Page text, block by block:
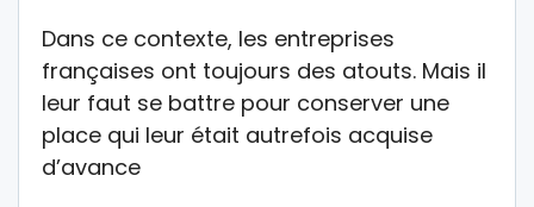
Dans ce contexte, les entreprises
françaises ont toujours des atouts. Mais il
leur faut se battre pour conserver une
place qui leur était autrefois acquise
d’avance